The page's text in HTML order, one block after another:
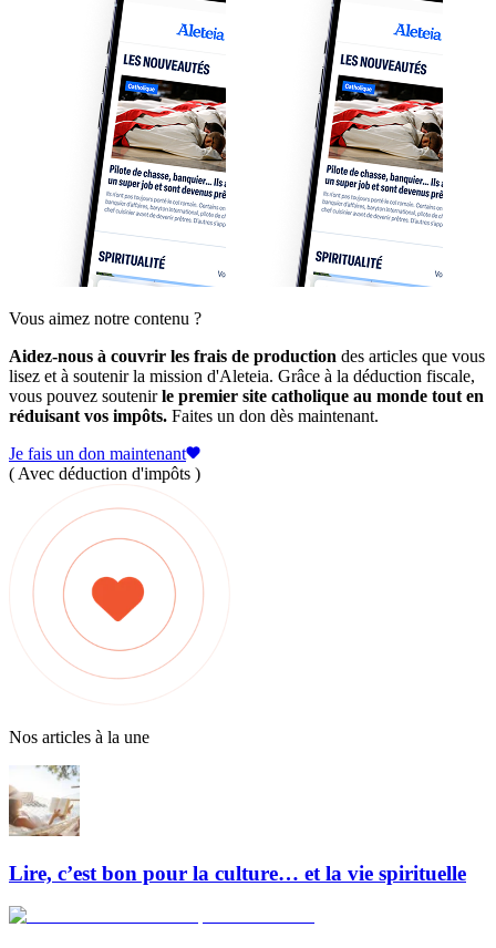
Vous aimez notre contenu ?
Aidez-nous à couvrir les frais de production des articles que vous
lisez et à soutenir la mission d'Aleteia. Grâce à la déduction fiscale,
vous pouvez soutenirle premier site catholique au monde tout en
réduisant vos impôts. Faites un don dès maintenant.
Je fais un don maintenant
( Avec déduction d'impôts )
Nos articles à la une
Lire, c’est bon pour la culture… et la vie spirituelle